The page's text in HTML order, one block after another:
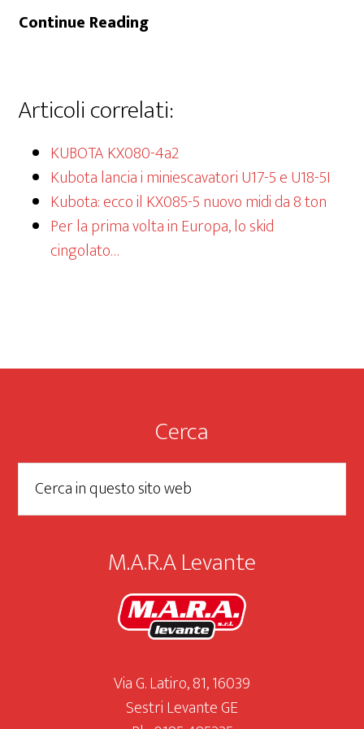
Continue ReadingU50-
Articoli correlati:
KUBOTA KX080-4a2
Kubota lancia i miniescavatori U17-5 e U18-5I
Kubota: ecco il KX085-5 nuovo midi da 8 ton
Per la prima volta in Europa, lo skid
cingolato…
Footer
Cerca
questo
M.A.R.A Levante
Via G. Latiro, 81, 16039
Sestri Levante GE